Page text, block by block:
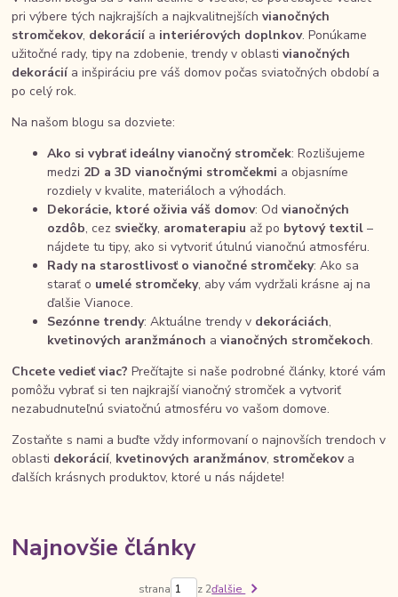
pri výbere tých najkrajších a najkvalitnejšíchvianočných
stromčekov, dekoráciía interiérových doplnkov. Ponúkame
užitočné rady, tipy na zdobenie, trendy v oblastivianočných
dekoráciía inšpiráciu pre váš domov počas sviatočných období a
po celý rok.
Na našom blogu sa dozviete:
Ako si vybrať ideálny vianočný stromček: Rozlišujeme
medzi 2D a 3D vianočnými stromčekmi a objasníme
rozdiely v kvalite, materiáloch a výhodách.
Dekorácie, ktoré oživia váš domov: Odvianočných
ozdôb, cez sviečky, aromaterapiu až po bytový textil –
nájdete tu tipy, ako si vytvoriť útulnú vianočnú atmosféru.
Rady na starostlivosť o vianočné stromčeky: Ako sa
starať o umelé stromčeky, aby vám vydržali krásne aj na
ďalšie Vianoce.
Sezónne trendy: Aktuálne trendy v dekoráciách,
kvetinových aranžmánoch avianočných stromčekoch.
Chcete vedieť viac? Prečítajte si naše podrobné články, ktoré vám
pomôžu vybrať si ten najkrajší vianočný stromček a vytvoriť
nezabudnuteľnú sviatočnú atmosféru vo vašom domove.
Zostaňte s nami a buďte vždy informovaní o najnovších trendoch v
oblasti dekorácií, kvetinových aranžmánov, stromčekova
ďalších krásnych produktov, ktoré u nás nájdete!
Najnovšie články
strana z 2ďalšie